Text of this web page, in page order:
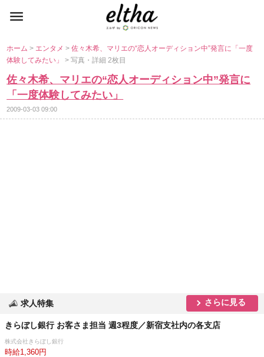
ホーム> エンタメ>佐々木希、マリエの“恋人オーディション中”発言に「一度
体験してみたい」> 写真・詳細 2枚目
佐々木希、マリエの“恋人オーディション中”発言に
「一度体験してみたい」
2009-03-03 09:00
求人特集 さらに見る
きらぼし銀行 お客さま担当 週3程度／新宿支社内の各支店
株式会社きらぼし銀行
時給1,360円